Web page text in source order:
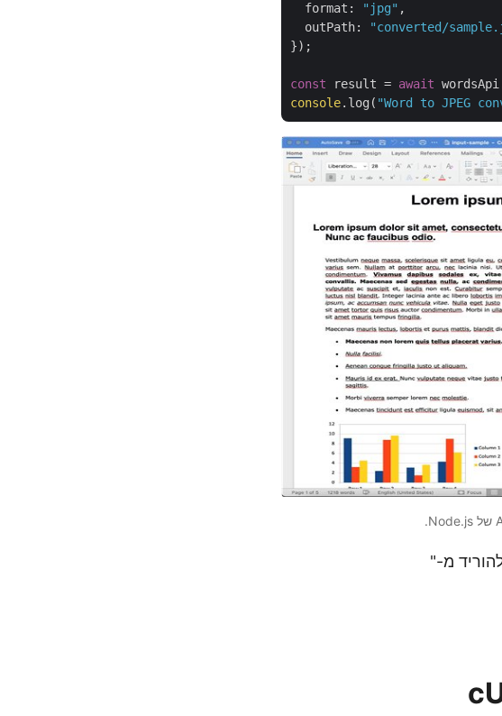
format : "jpg" ,
outPath:
"converted/
});
const result = await
console.log( "Word to JPEG